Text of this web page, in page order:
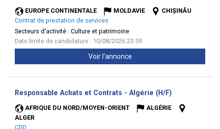
EUROPE CONTINENTALE MOLDAVIE
CHIȘINĂU
Contrat de prestation de services
Secteurs d'activité : Culture et patrimoine
Date limite de candidature : 10/08/2026 23:59
Voir l'annonce
Responsable Achats et Contrats - Algérie (H/F)
AFRIQUE DU NORD/MOYEN-ORIENT
ALGÉRIE
ALGER
CDD